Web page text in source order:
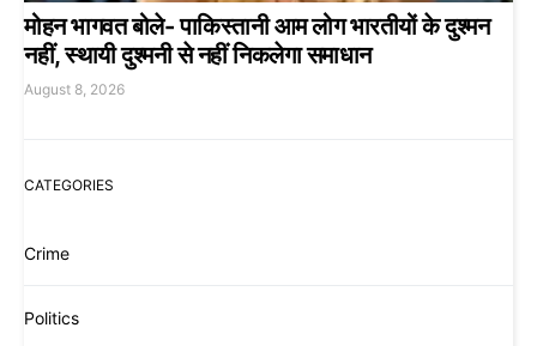
मोहन भागवत बोले- पाकिस्तानी आम लोग भारतीयों के दुश्मन
नहीं, स्थायी दुश्मनी से नहीं निकलेगा समाधान
August 8, 2026
CATEGORIES
Crime
Politics